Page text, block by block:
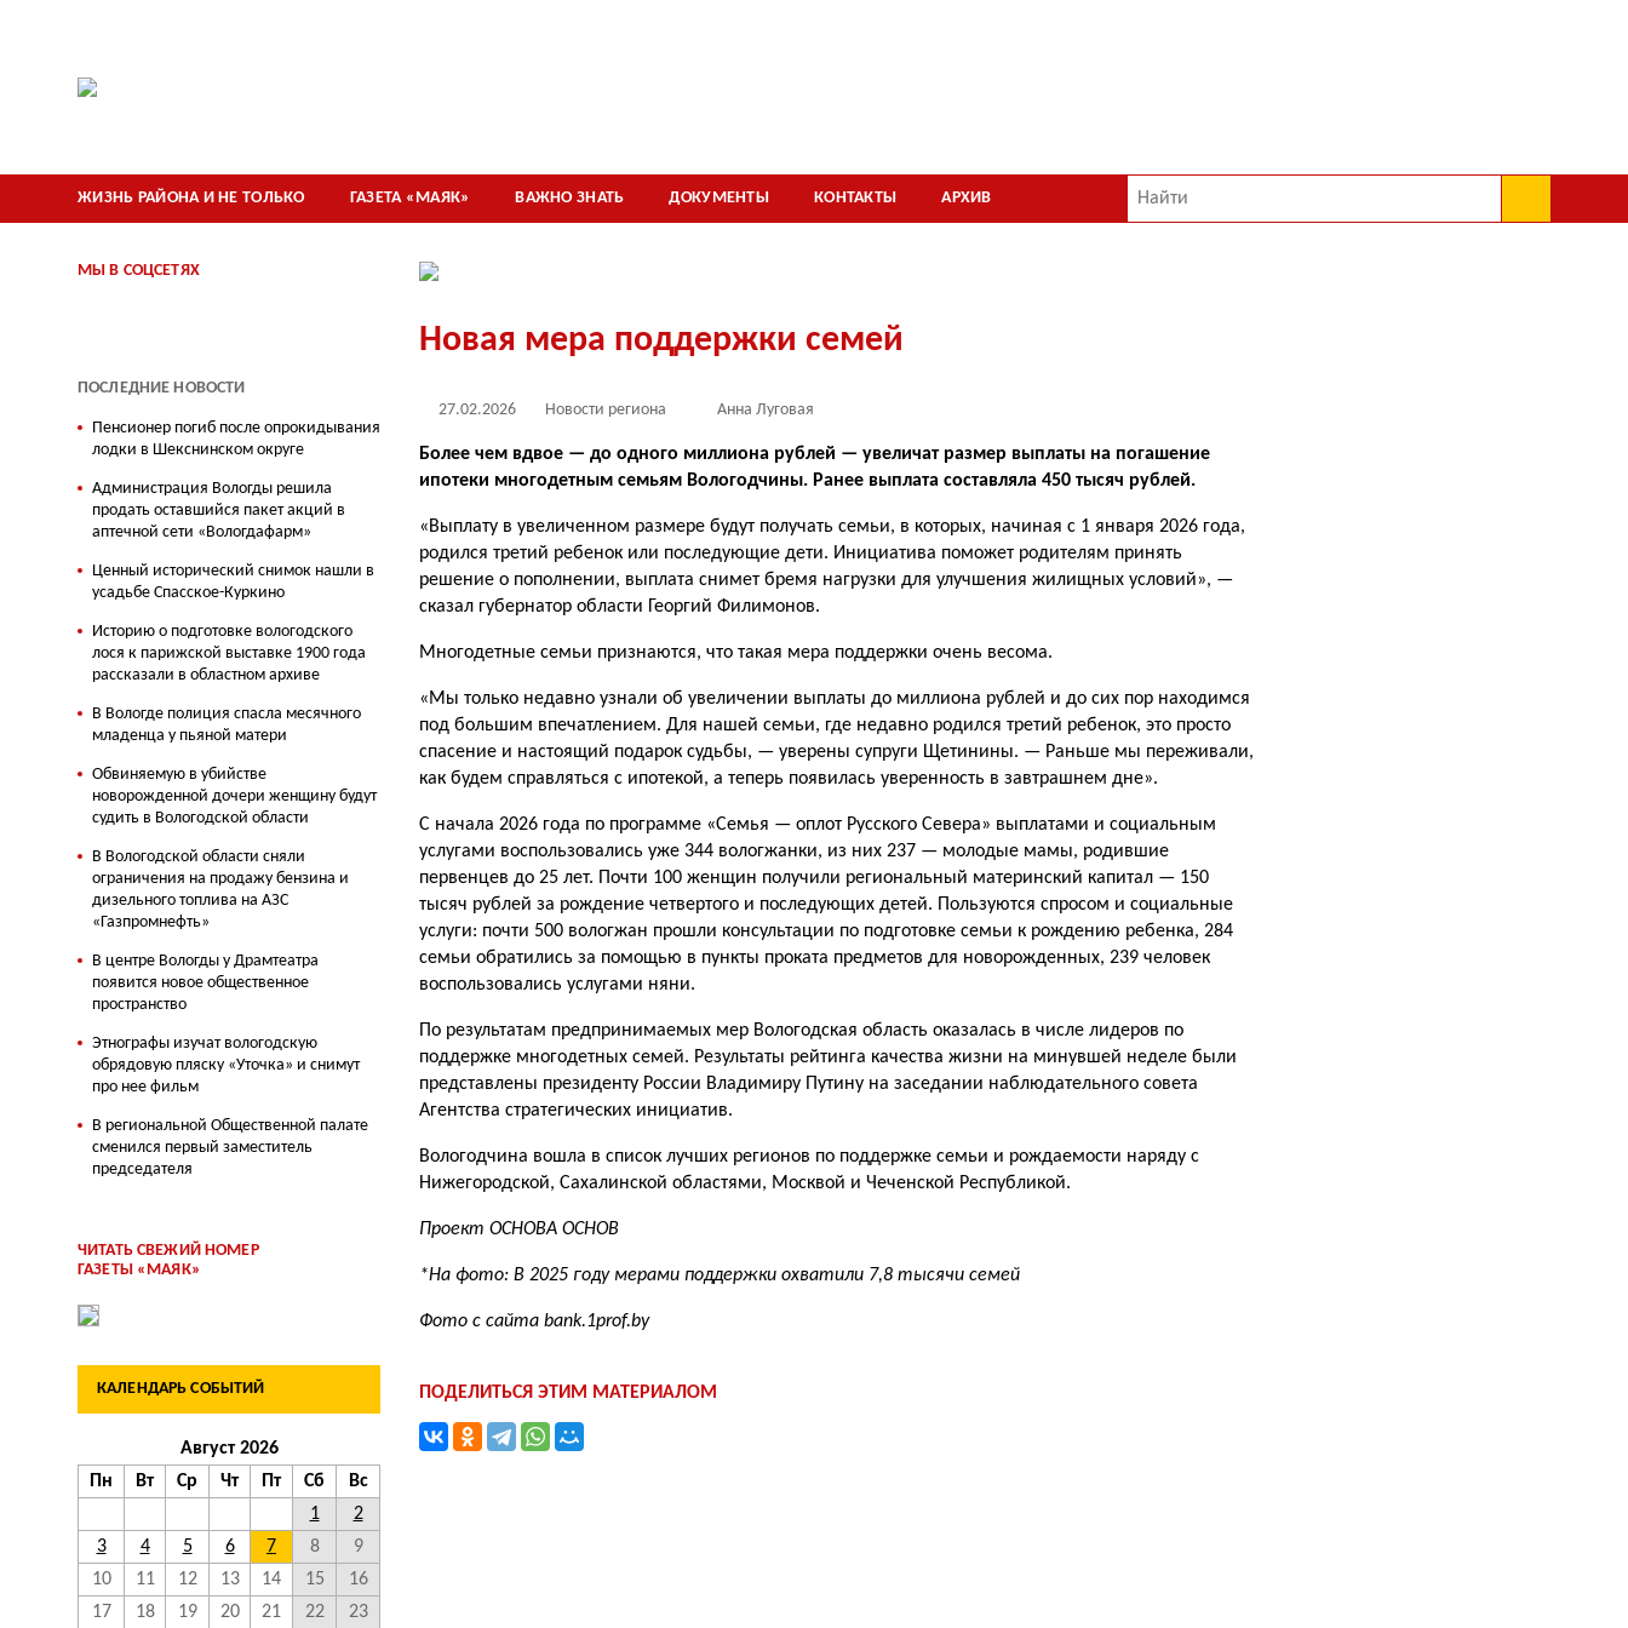
ЖИЗНЬ РАЙОНА И НЕ ТОЛЬКО ГАЗЕТА «МАЯК» ВАЖНО ЗНАТЬ ДОКУМЕНТЫ КОНТАКТЫ АРХИВ
Новая мера поддержки семей
27.02.2026 Новости региона Анна Луговая
Более чем вдвое — до одно­го миллиона рублей — уве­личат размер выплаты на погашение
ипотеки много­детным семьям Вологодчи­ны. Ранее выплата состав­ляла 450 тысяч рублей.
«Выплату в увеличенном раз­мере будут получать семьи, в которых, начиная с 1 янва­ря 2026 года,
родился третий ребенок или последующие дети. Инициатива поможет родителям принять
решение о пополнении, выплата снимет бремя нагрузки для улучшения жилищных условий», —
сказал губернатор области Георгий Филимонов.
Многодетные семьи призна­ются, что такая мера поддерж­ки очень весома.
«Мы только недавно узнали об увеличении выплаты до миллиона рублей и до сих пор находимся
под большим впе­чатлением. Для нашей семьи, где недавно родился третий ребенок, это просто
спасение и настоящий подарок судьбы, — уверены супруги Щетини­ны. — Раньше мы пережива­ли,
как будем справляться с ипотекой, а теперь появилась уверенность в завтрашнем дне».
С начала 2026 года по про­грамме «Семья — оплот Рус­ского Севера» выплатами и социальным
услугами восполь­зовались уже 344 вологжанки, из них 237 — молодые мамы, родившие
первенцев до 25 лет. Почти 100 женщин получили региональный материнский капитал — 150
тысяч рублей за рождение четвертого и по­следующих детей. Пользуются спросом и социальные
услуги: почти 500 вологжан прошли консультации по подготовке семьи к рождению ребенка, 284
семьи обратились за по­мощью в пункты проката пред­метов для новорожденных, 239 человек
воспользовались услу­гами няни.
По результатам предприни­маемых мер Вологодская об­ласть оказалась в числе лиде­ров по
поддержке многодетных семей. Результаты рейтинга качества жизни на минувшей неделе были
представлены президенту России Владимиру Путину на заседании наблю­дательного совета
Агентства стратегических инициатив.
Вологодчина вошла в список лучших регионов по поддержке семьи и рождаемости наряду с
Нижегородской, Сахалинской областями, Москвой и Чечен­ской Республикой.
Проект ОСНОВА ОСНОВ
*На фото: В 2025 году мерами поддержки охватили 7,8 тысячи семей
Фото с сайта bank.1prof.by
ПОДЕЛИТЬСЯ ЭТИМ МАТЕРИАЛОМ
МЫ В СОЦСЕТЯХ
ПОСЛЕДНИЕ НОВОСТИ
Пенсионер погиб после опрокидывания
лодки в Шекснинском округе
Администрация Вологды решила
продать оставшийся пакет акций в
аптечной сети «Вологдафарм»
Ценный исторический снимок нашли в
усадьбе Спасское-Куркино
Историю о подготовке вологодского
лося к парижской выставке 1900 года
рассказали в областном архиве
В Вологде полиция спасла месячного
младенца у пьяной матери
Обвиняемую в убийстве
новорожденной дочери женщину будут
судить в Вологодской области
В Вологодской области сняли
ограничения на продажу бензина и
дизельного топлива на АЗС
«Газпромнефть»
В центре Вологды у Драмтеатра
появится новое общественное
пространство
Этнографы изучат вологодскую
обрядовую пляску «Уточка» и снимут
про нее фильм
В региональной Общественной палате
сменился первый заместитель
председателя
ЧИТАТЬ СВЕЖИЙ НОМЕР
ГАЗЕТЫ «МАЯК»
КАЛЕНДАРЬ СОБЫТИЙ
Август 2026
Пн
Вт Ср Чт Пт Сб
Вс
1
2
3
4 5 6 7 8
9
10
11 12 13 14 15
16
17
18 19 20 21 22 23